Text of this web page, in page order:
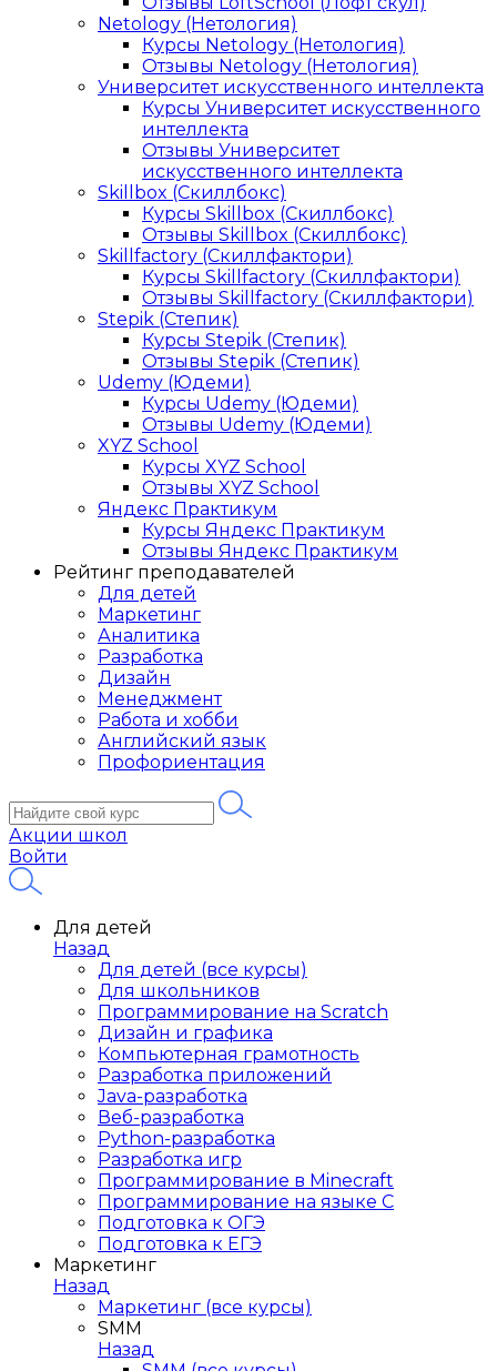
Netology (Нетология)
Курсы Netology (Нетология)
Отзывы Netology (Нетология)
Университет искусственного интеллекта
Курсы Университет искусственного
интеллекта
Отзывы Университет
искусственного интеллекта
Skillbox (Скиллбокс)
Курсы Skillbox (Скиллбокс)
Отзывы Skillbox (Скиллбокс)
Skillfactory (Скиллфактори)
Курсы Skillfactory (Скиллфактори)
Отзывы Skillfactory (Скиллфактори)
Stepik (Степик)
Курсы Stepik (Степик)
Отзывы Stepik (Степик)
Udemy (Юдеми)
Курсы Udemy (Юдеми)
Отзывы Udemy (Юдеми)
XYZ School
Курсы XYZ School
Отзывы XYZ School
Яндекс Практикум
Курсы Яндекс Практикум
Отзывы Яндекс Практикум
Рейтинг преподавателей
Для детей
Маркетинг
Аналитика
Разработка
Дизайн
Менеджмент
Работа и хобби
Английский язык
Профориентация
Акции школ
Войти
Для детей
Назад
Для детей (все курсы)
Для школьников
Программирование на Scratch
Дизайн и графика
Компьютерная грамотность
Разработка приложений
Java-разработка
Веб-разработка
Python-разработка
Разработка игр
Программирование в Minecraft
Программирование на языке C
Подготовка к ОГЭ
Подготовка к ЕГЭ
Маркетинг
Назад
Маркетинг (все курсы)
SMM
Назад